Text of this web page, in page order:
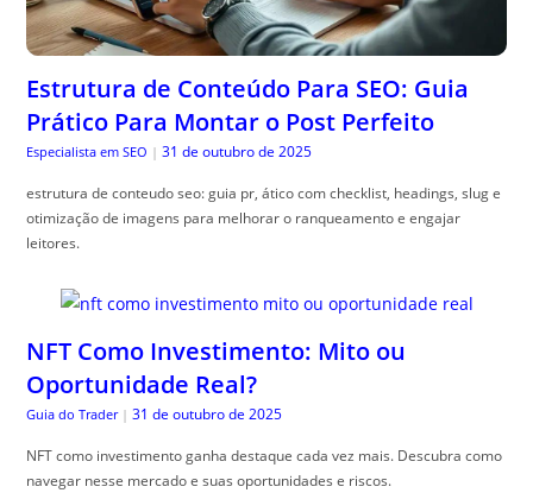
Estrutura de Conteúdo Para SEO: Guia
Prático Para Montar o Post Perfeito
Especialista em SEO | 31 de outubro de 2025
estrutura de conteudo seo: guia pr, ático com checklist, headings, slug e
otimização de imagens para melhorar o ranqueamento e engajar
leitores.
NFT Como Investimento: Mito ou
Oportunidade Real?
Guia do Trader | 31 de outubro de 2025
NFT como investimento ganha destaque cada vez mais. Descubra como
navegar nesse mercado e suas oportunidades e riscos.